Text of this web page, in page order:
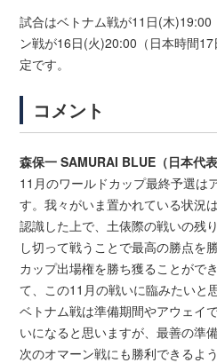
試合はベトナム戦が11日(木
ン戦が16日(火)20:00（日本時間
定です。
コメント
森保一 SAMURAI BLUE（日本代
11月のワールドカップ最終予選は
す。我々がいま置かれている状況
認識した上で、土俵際の戦いの残
し切って戦うことで最高の勝点を
カップ出場権を勝ち獲ることがで
て、この11月の戦いに臨みたいと
ベトナム戦は準備期間やアウェイ
いになると思いますが、最善の準
次のオマーン戦にも勝利できるよ